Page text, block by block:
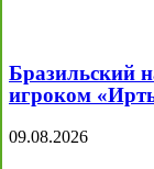
Бразильский
игроком
09.08.2026